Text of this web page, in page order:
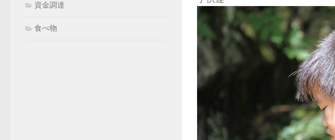
資金調達
食べ物